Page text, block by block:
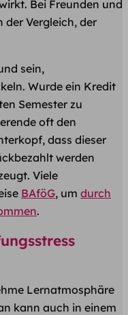
Bei Freunden und
Vergleich, der
sein,
Wurde ein Kredit
Semester zu
oft den
dass dieser
werden
Viele
BAföG, um durch
.
Lernatmosphäre
kann auch in einem